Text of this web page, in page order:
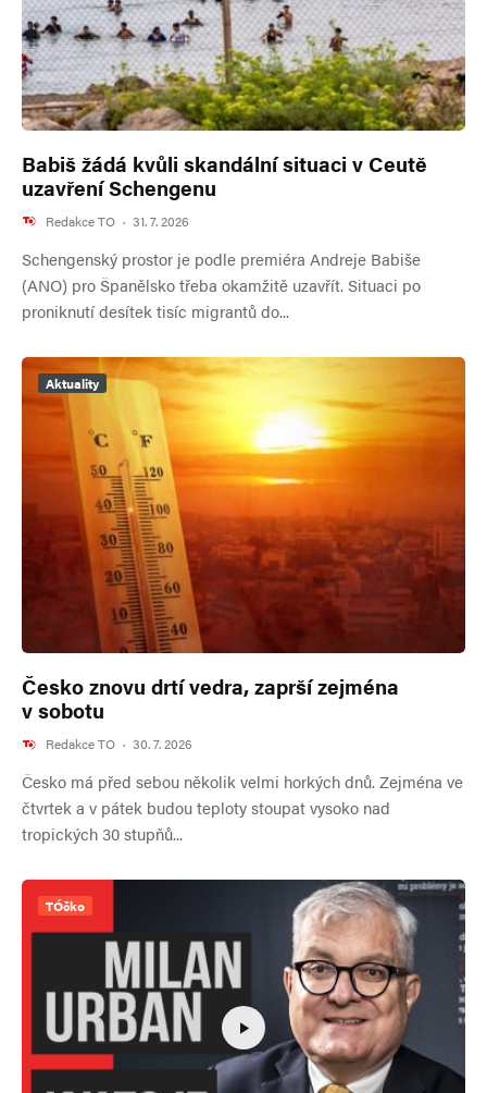
Babiš žádá kvůli skandální situaci v Ceutě
uzavření Schengenu
Redakce TO · 31. 7. 2026
Schengenský prostor je podle premiéra Andreje Babiše
(ANO) pro Španělsko třeba okamžitě uzavřít. Situaci po
proniknutí desítek tisíc migrantů do...
Aktuality
Česko znovu drtí vedra, zaprší zejména
v sobotu
Redakce TO · 30. 7. 2026
Česko má před sebou několik velmi horkých dnů. Zejména ve
čtvrtek a v pátek budou teploty stoupat vysoko nad
tropických 30 stupňů...
TÓčko